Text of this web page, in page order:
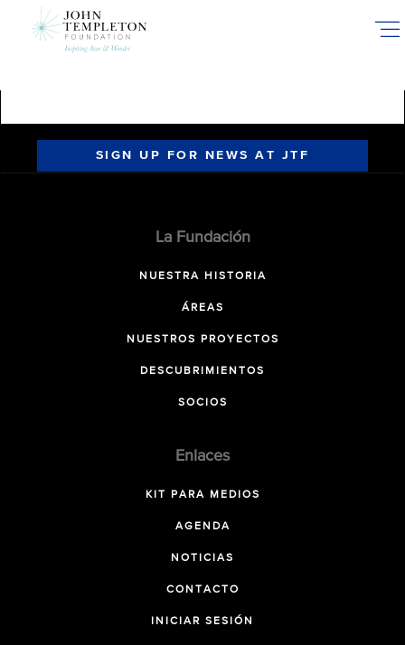
SIGN UP FOR NEWS AT JTF
La Fundación
NUESTRA HISTORIA
ÁREAS
NUESTROS PROYECTOS
DESCUBRIMIENTOS
SOCIOS
Enlaces
KIT PARA MEDIOS
AGENDA
NOTICIAS
CONTACTO
INICIAR SESIÓN